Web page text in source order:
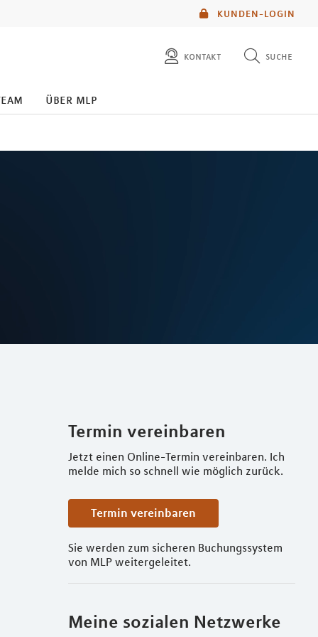
KUNDEN-LOGIN
kontakt suche
über mlp
Termin vereinbaren
Jetzt einen Online-Termin vereinbaren. Ich
melde mich so schnell wie möglich zurück.
Termin vereinbaren
Sie werden zum sicheren Buchungssystem
von MLP weitergeleitet.
Meine sozialen Netzwerke